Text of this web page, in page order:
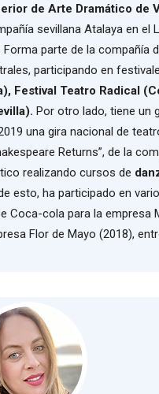
de Arte Dramático de
sevillana Atalaya en el
parte de la compañía
participando en
Festival Teatro Radical
Por otro lado, tiene un
una gira nacional de
Returns”, de la
realizando cursos de
esto, ha participado en
Coca-cola para la empresa
Flor de Mayo (2018),